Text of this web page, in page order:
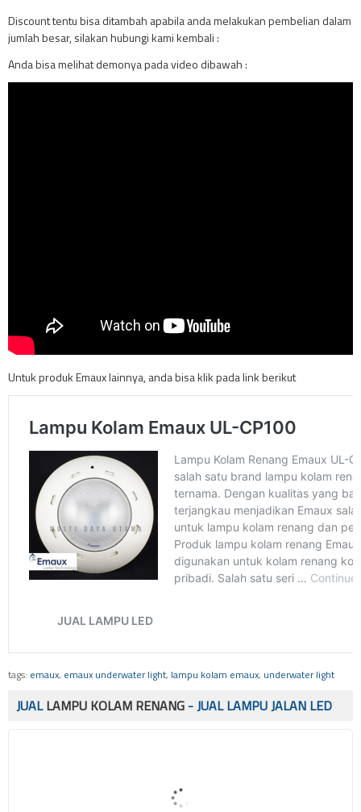
Discount tentu bisa ditambah apabila anda melakukan pembelian dalam
jumlah besar, silakan hubungi kami kembali :
Anda bisa melihat demonya pada video dibawah :
Untuk produk Emaux lainnya, anda bisa klik pada link berikut
tags: emaux, emaux underwater light, lampu kolam emaux, underwater light
JUALLAMPU KOLAM RENANG - JUAL LAMPU JALAN LED